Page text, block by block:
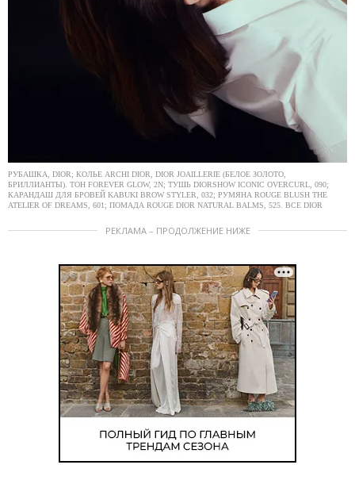
РУБАШКА, DIOR; КОЛЬЕ ARCHI DIOR, DIOR JOAILLERIE (БЕЛОЕ ЗОЛОТО,
БРИЛЛИАНТЫ). ТОН FOREVER GLOW, 2N; ТУШЬ DIORSHOW ICONIC OVERCURL, 090;
КАРАНДАШ ДЛЯ БРОВЕЙ KABUKI BROW STYLER, 032; РУМЯНА ROUGE BLUSH THE
ATELIER OF DREAMS, 601; ПОМАДА ROUGE DIOR NATURAL BALMS, 525. ВСЕ DIOR
РЕКЛАМА – ПРОДОЛЖЕНИЕ НИЖЕ